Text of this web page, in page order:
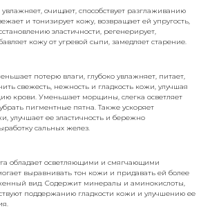
увлажняет, очищает, способствует разглаживанию
и тонизирует кожу, возвращает ей упругость,
эластичности, регенерирует,
кожу от угревой сыпи, замедляет старение.
потерю влаги, глубоко увлажняет, питает,
свежесть, нежность и гладкость кожи, улучшая
крови. Уменьшает морщины, слегка осветляет
пигментные пятна. Также ускоряет
улучшает ее эластичность и бережно
сальных желез.
обладает осветляющими и смягчающими
выравнивать тон кожи и придавать ей более
вид. Содержит минералы и аминокислоты,
поддержанию гладкости кожи и улучшению ее